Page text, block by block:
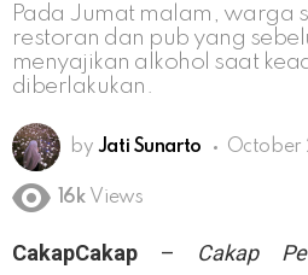
Pada Jumat malam, warga
restoran dan pub yang
menyajikan alkohol saat
diberlakukan.
by Jati Sunarto October
16k Views
CakapCakap – Cakap